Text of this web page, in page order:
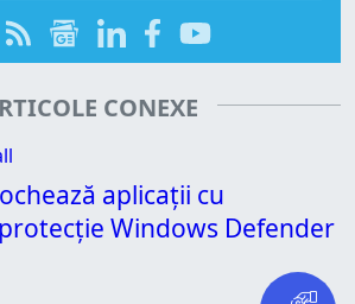
CONEXE
aplicații cu
Windows Defender